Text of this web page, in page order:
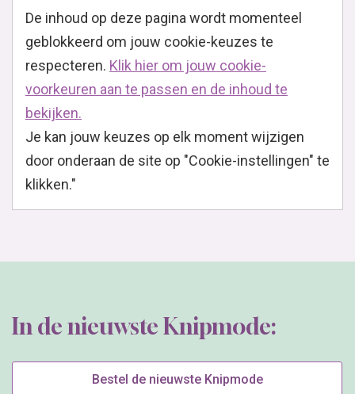
De inhoud op deze pagina wordt momenteel
geblokkeerd om jouw cookie-keuzes te
respecteren. Klik hier om jouw cookie-
voorkeuren aan te passen en de inhoud te
bekijken.
Je kan jouw keuzes op elk moment wijzigen
door onderaan de site op "Cookie-instellingen" te
klikken."
In de nieuwste Knipmode:
Bestel de nieuwste Knipmode